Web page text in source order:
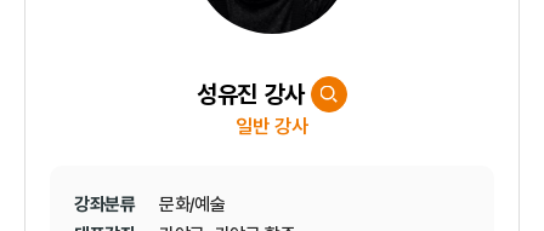
성유진 강사
일반 강사
강좌분류
문화/예술